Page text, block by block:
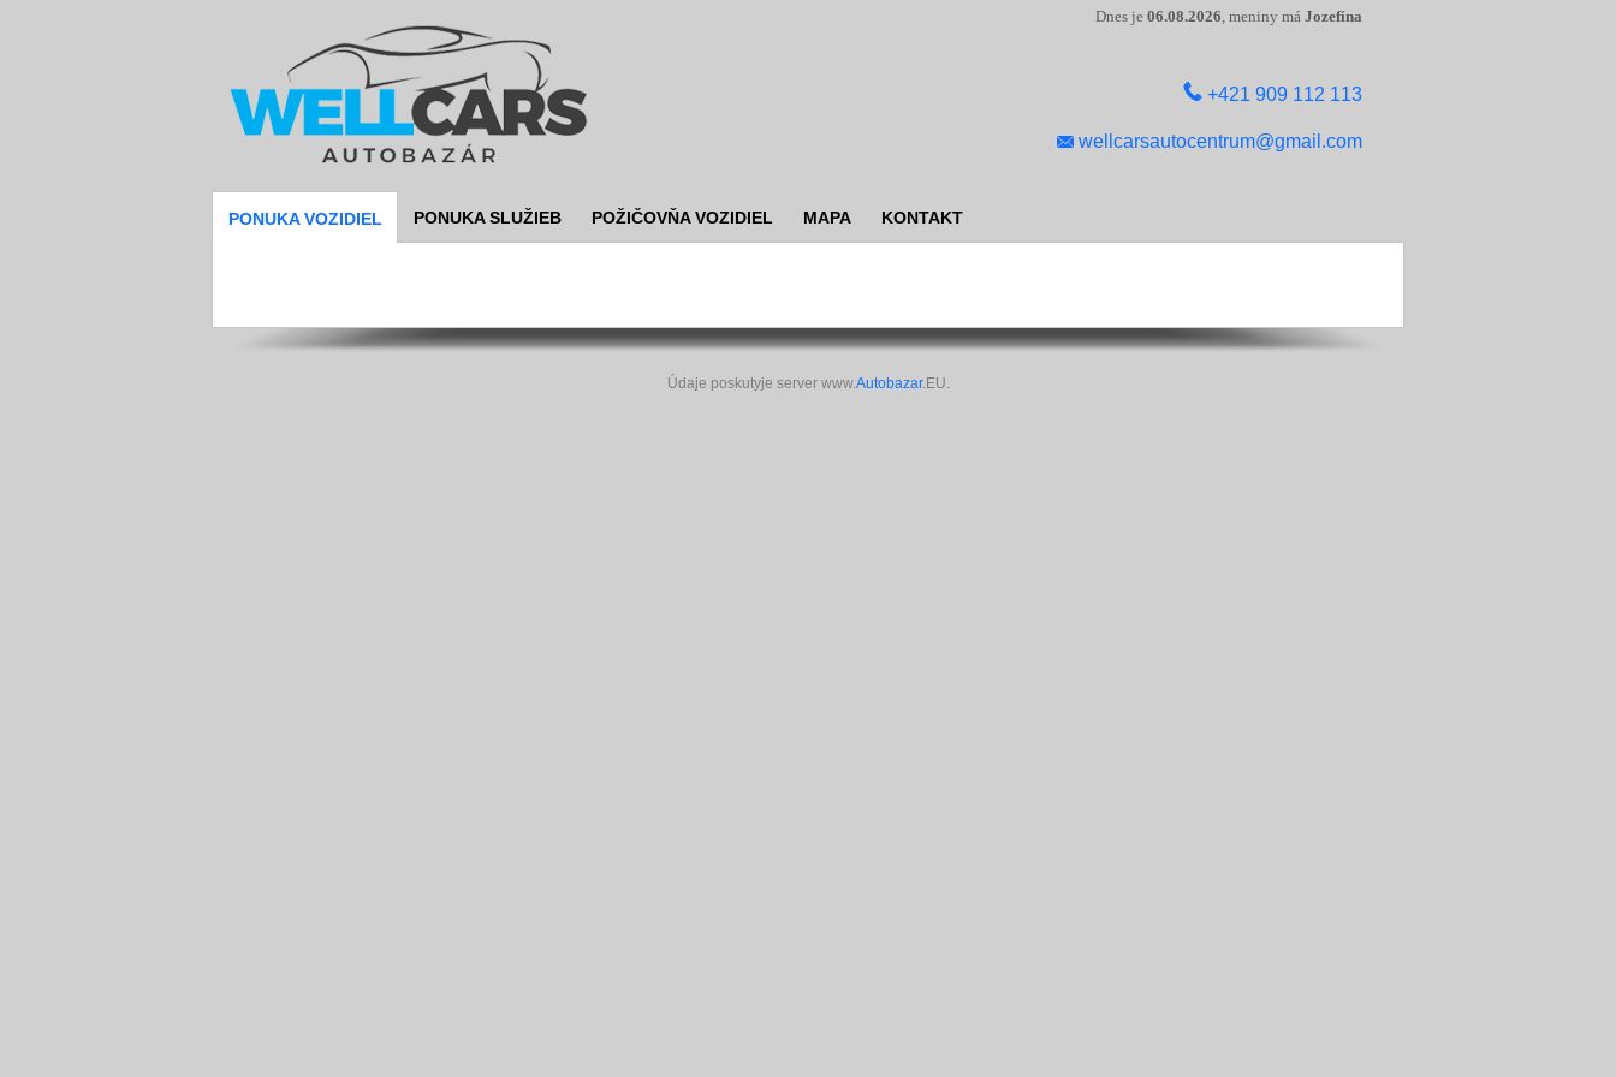
Dnes je 06.08.2026, meniny má Jozefína
PONUKA VOZIDIEL PONUKA SLUŽIEB POŽIČOVŇA VOZIDIEL MAPA KONTAKT
+421 909 112 113
wellcarsautocentrum@gmail.com
Údaje poskutyje server www.Autobazar.EU.